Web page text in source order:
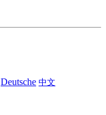
Deutsche 中文